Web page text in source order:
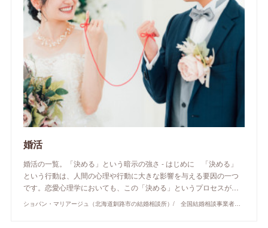
婚活
婚活の一覧。「決める」という暗示の強さ - はじめに 「決める」
という行動は、人間の心理や行動に大きな影響を与える要因の一つ
です。恋愛心理学においても、この「決める」というプロセスが…
ショパン・マリアージュ（北海道釧路市の結婚相談所）/ 全国結婚相談事業者連盟正規加盟店 / cherry-piano.com